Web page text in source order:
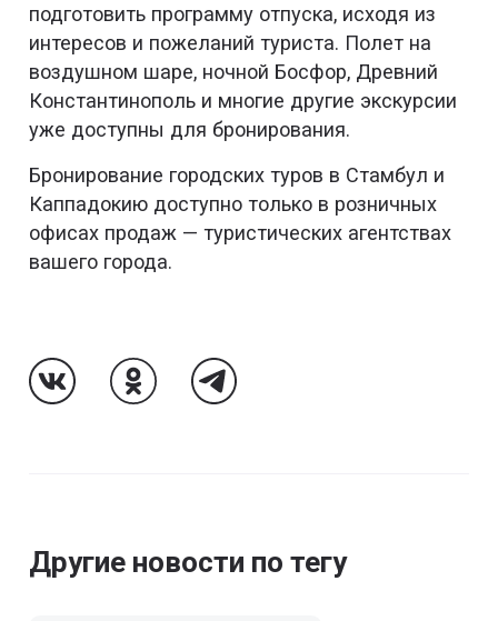
подготовить программу отпуска, исходя из
интересов и пожеланий туриста. Полет на
воздушном шаре, ночной Босфор, Древний
Константинополь и многие другие экскурсии
уже доступны для бронирования.
Бронирование городских туров в Стамбул и
Каппадокию доступно только в розничных
офисах продаж — туристических агентствах
вашего города.
Другие новости по тегу